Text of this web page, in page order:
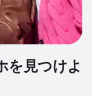
を見つけよ